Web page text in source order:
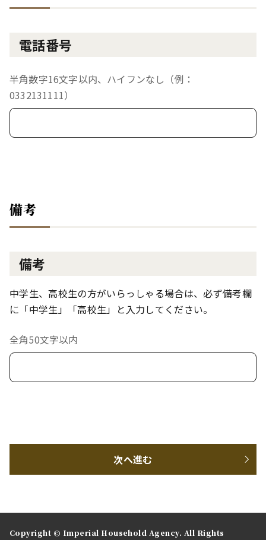
電話番号
半角数字16文字以内、ハイフンなし（例：
0332131111）
備考
備考
中学生、高校生の方がいらっしゃる場合は、必ず備考欄
に「中学生」「高校生」と入力してください。
全角50文字以内
次へ進む
Copyright © Imperial Household Agency. All Rights